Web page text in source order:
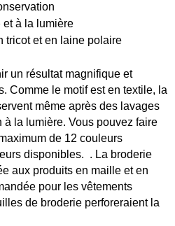
et à la lumière
tricot et en laine polaire
un résultat magnifique et
Comme le motif est en textile, la
même après des lavages
la lumière. Vous pouvez faire
de 12 couleurs
disponibles. . La broderie
aux produits en maille et en
pour les vêtements
de broderie perforeraient la